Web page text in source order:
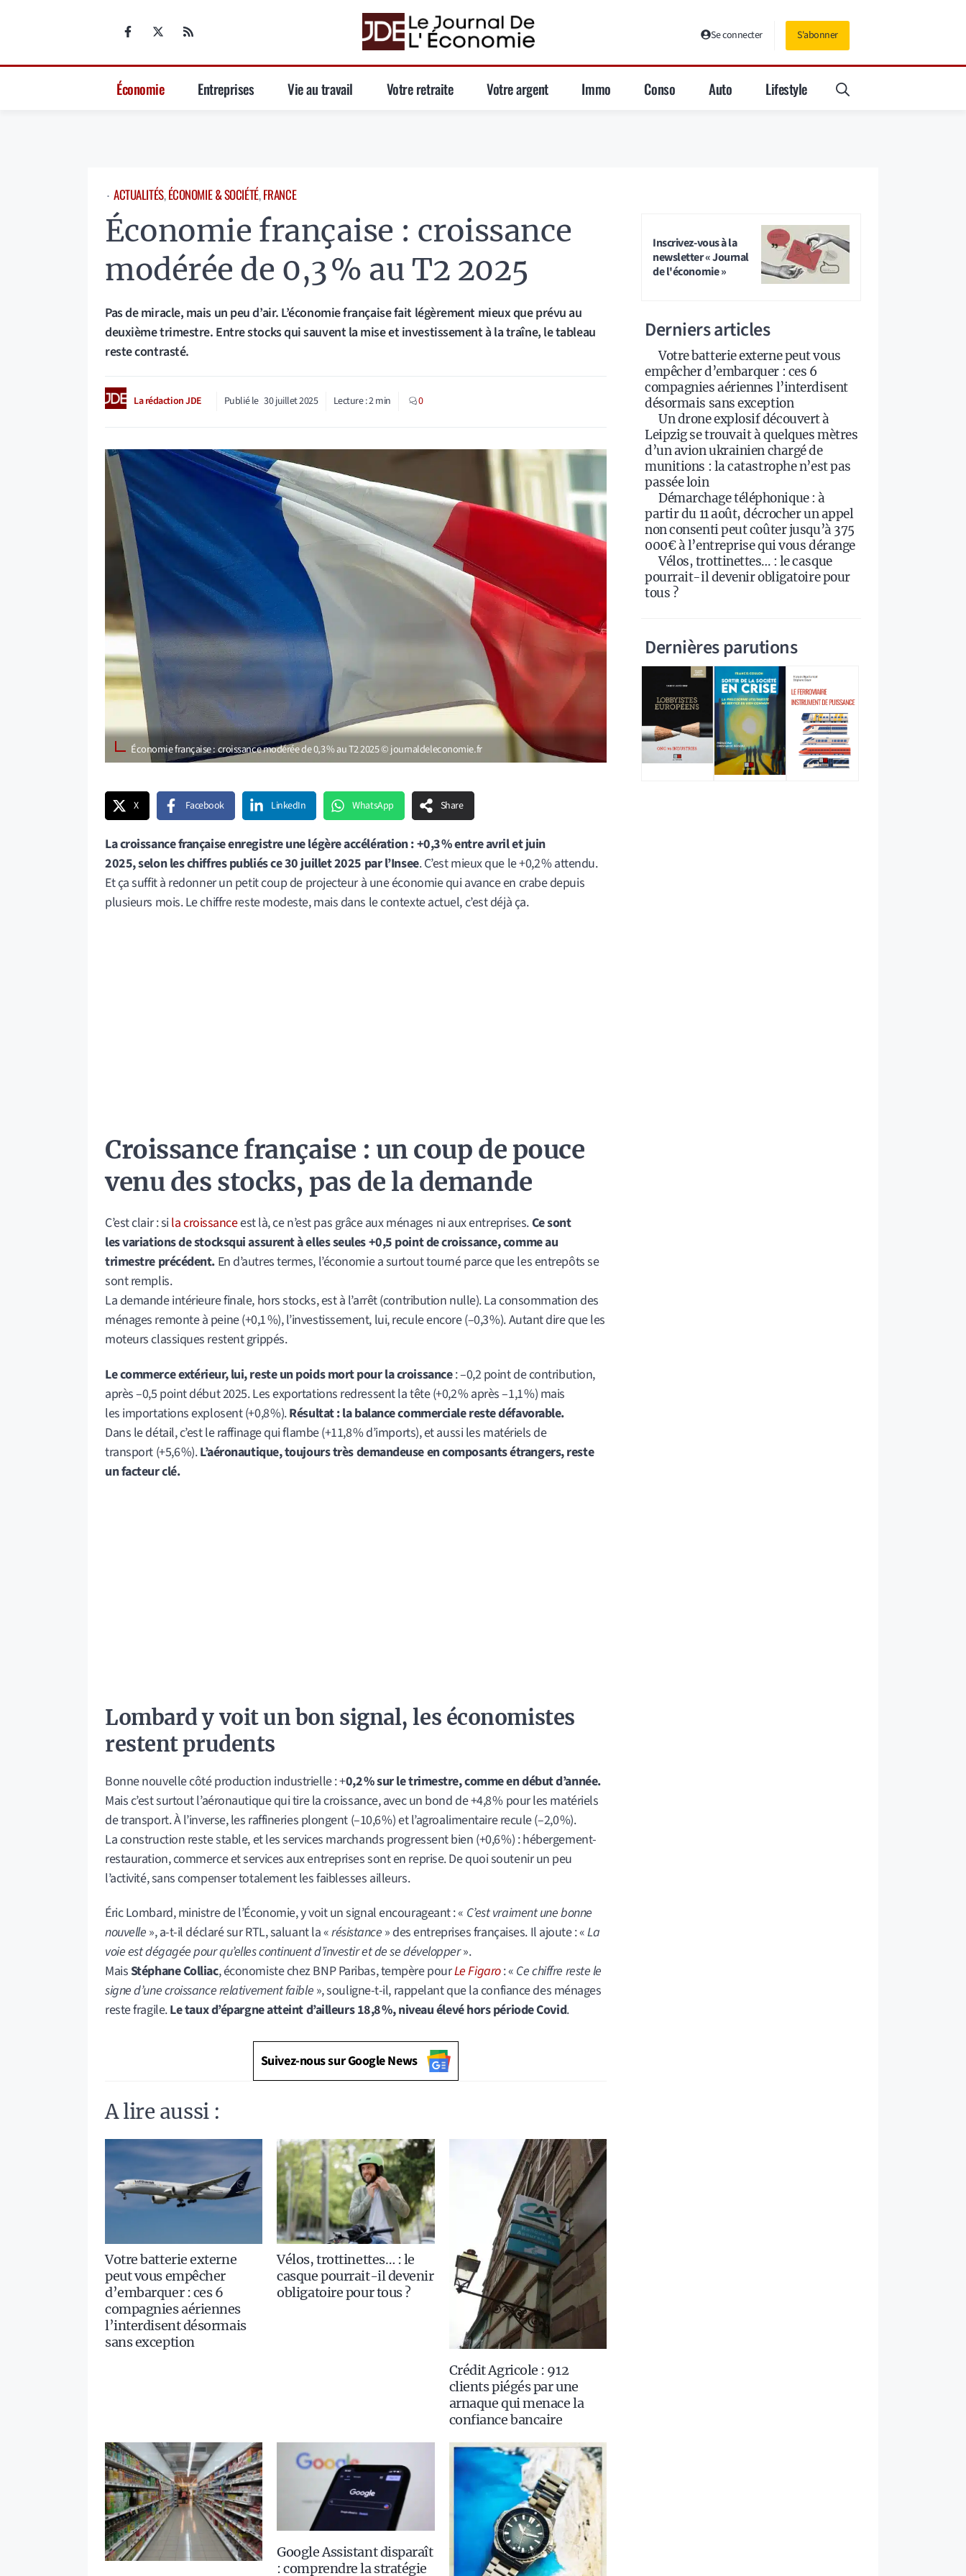
Se connecter S'abonner
Économie Entreprises Vie au travail Votre retraite Votre argent Immo Conso Auto Lifestyle
⋅ ACTUALITÉS, ÉCONOMIE & SOCIÉTÉ, FRANCE
Économie française : croissance
modérée de 0,3 % au T2 2025
Pas de miracle, mais un peu d’air. L’économie française fait légèrement mieux que prévu au
deuxième trimestre. Entre stocks qui sauvent la mise et investissement à la traîne, le tableau
reste contrasté.
La rédaction JDE Publié le 30 juillet 2025 Lecture :2min 0
Économie française : croissance modérée de 0,3 % au T2 2025 © journaldeleconomie.fr
X Facebook LinkedIn WhatsApp Share
La croissance française enregistre une légère accélération : +0,3 % entre avril et juin
2025, selon les chiffres publiés ce 30 juillet 2025 par l’Insee. C’est mieux que le +0,2 % attendu.
Et ça suffit à redonner un petit coup de projecteur à une économie qui avance en crabe depuis
plusieurs mois. Le chiffre reste modeste, mais dans le contexte actuel, c’est déjà ça.
Croissance française : un coup de pouce
venu des stocks, pas de la demande
C’est clair : sila croissanceest là, ce n’est pas grâce aux ménages ni aux entreprises.Ce sont
les variations de stocksqui assurent à elles seules +0,5 point de croissance, comme au
trimestre précédent. En d’autres termes, l’économie a surtout tourné parce que les entrepôts se
sont remplis.
La demande intérieure finale, hors stocks, est à l’arrêt (contribution nulle). La consommation des
ménages remonte à peine (+0,1 %), l’investissement, lui, recule encore (–0,3 %). Autant dire que les
moteurs classiques restent grippés.
Le commerce extérieur, lui, reste un poids mort pour la croissance: –0,2 point de contribution,
après –0,5 point début 2025. Les exportations redressent la tête (+0,2 % après –1,1 %) mais
les importations explosent (+0,8 %).Résultat : la balance commerciale reste défavorable.
Dans le détail, c’est le raffinage qui flambe (+11,8 % d’imports), et aussi les matériels de
transport (+5,6 %).L’aéronautique, toujours très demandeuse en composants étrangers, reste
un facteur clé.
Lombard y voit un bon signal, les économistes
restent prudents
Bonne nouvelle côté production industrielle : +0,2 % sur le trimestre, comme en début d’année.
Mais c’est surtout l’aéronautique qui tire la croissance, avec un bond de +4,8 % pour les matériels
de transport. À l’inverse, les raffineries plongent (–10,6 %) et l’agroalimentaire recule (–2,0 %).
La construction reste stable, et les services marchands progressent bien (+0,6 %) : hébergement-
restauration, commerce et services aux entreprises sont en reprise. De quoi soutenir un peu
l’activité, sans compenser totalement les faiblesses ailleurs.
Éric Lombard, ministre de l’Économie, y voit un signal encourageant : « C’est vraiment une bonne
nouvelle », a-t-il déclaré sur RTL, saluant la «résistance » des entreprises françaises. Il ajoute : «La
voie est dégagée pour qu’elles continuent d’investir et de se développer».
MaisStéphane Colliac, économiste chez BNP Paribas, tempère pourLe Figaro: « Ce chiffre reste le
signe d’une croissance relativement faible », souligne-t-il, rappelant que la confiance des ménages
reste fragile.Le taux d’épargne atteint d’ailleurs 18,8 %, niveau élevé hors période Covid.
Suivez-nous sur Google News
A lire aussi :
Votre batterie externe
peut vous empêcher
d’embarquer : ces 6
compagnies aériennes
l’interdisent désormais
sans exception
Vélos, trottinettes… : le
casque pourrait-il devenir
obligatoire pour tous ?
Crédit Agricole : 912
clients piégés par une
arnaque qui menace la
confiance bancaire
Google Assistant disparaît
: comprendre la stratégie
Inscrivez-vous à la
newsletter « Journal
de l'économie »
Derniers articles
Votre batterie externe peut vous
empêcher d’embarquer : ces 6
compagnies aériennes l’interdisent
désormais sans exception
Un drone explosif découvert à
Leipzig se trouvait à quelques mètres
d’un avion ukrainien chargé de
munitions : la catastrophe n’est pas
passée loin
Démarchage téléphonique : à
partir du 11 août, décrocher un appel
non consenti peut coûter jusqu’à 375
000€ à l’entreprise qui vous dérange
Vélos, trottinettes… : le casque
pourrait-il devenir obligatoire pour
tous ?
Dernières parutions